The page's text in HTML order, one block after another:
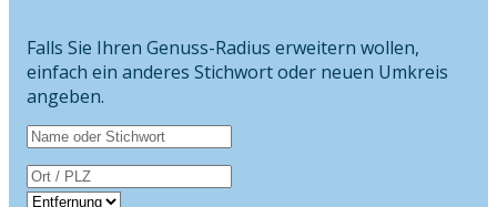
Falls Sie Ihren Genuss-Radius erweitern wollen,
einfach ein anderes Stichwort oder neuen Umkreis
angeben.